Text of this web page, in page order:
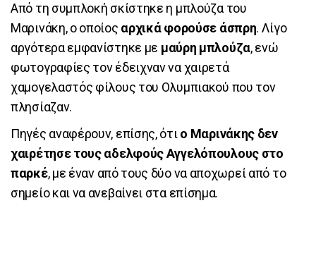
Από τη συμπλοκή σκίστηκε η μπλούζα του
Μαρινάκη, ο οποίος αρχικά φορούσε άσπρη. Λίγο
αργότερα εμφανίστηκε με μαύρη μπλούζα, ενώ
φωτογραφίες τον έδειχναν να χαιρετά
χαμογελαστός φίλους του Ολυμπιακού που τον
πλησίαζαν.
Πηγές αναφέρουν, επίσης, ότιο Μαρινάκης δεν
χαιρέτησε τους αδελφούς Αγγελόπουλους στο
παρκέ, με έναν από τους δύο να αποχωρεί από το
σημείο και να ανεβαίνει στα επίσημα.